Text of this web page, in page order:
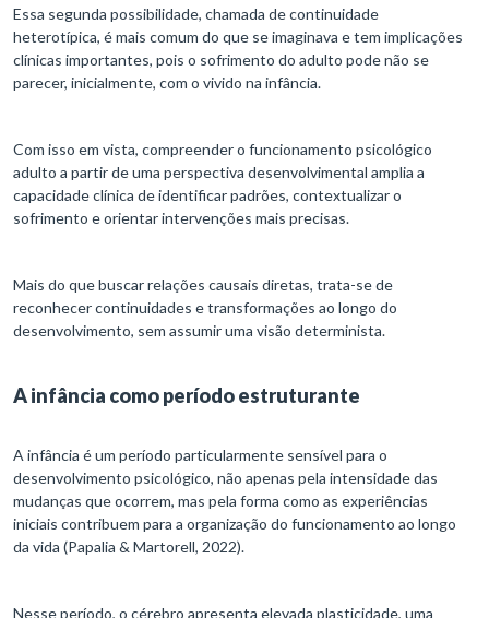
Essa segunda possibilidade, chamada de continuidade
heterotípica, é mais comum do que se imaginava e tem implicações
clínicas importantes, pois o sofrimento do adulto pode não se
parecer, inicialmente, com o vivido na infância.
Com isso em vista, compreender o funcionamento psicológico
adulto a partir de uma perspectiva desenvolvimental amplia a
capacidade clínica de identificar padrões, contextualizar o
sofrimento e orientar intervenções mais precisas.
Mais do que buscar relações causais diretas, trata-se de
reconhecer continuidades e transformações ao longo do
desenvolvimento, sem assumir uma visão determinista.
A infância como período estruturante
A infância é um período particularmente sensível para o
desenvolvimento psicológico, não apenas pela intensidade das
mudanças que ocorrem, mas pela forma como as experiências
iniciais contribuem para a organização do funcionamento ao longo
da vida (Papalia & Martorell, 2022).
Nesse período, o cérebro apresenta elevada plasticidade, uma